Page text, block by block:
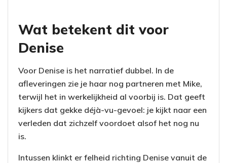
Wat betekent dit voor
Denise
Voor Denise is het narratief dubbel. In de
afleveringen zie je haar nog partneren met Mike,
terwijl het in werkelijkheid al voorbij is. Dat geeft
kijkers dat gekke déjà-vu-gevoel: je kijkt naar een
verleden dat zichzelf voordoet alsof het nog nu
is.
Intussen klinkt er felheid richting Denise vanuit de